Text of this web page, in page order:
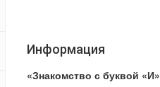
Информация
«Знакомство с буквой «И»